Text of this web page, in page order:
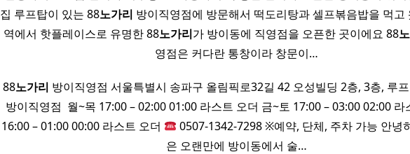
집 루프탑이 있는 88노가리 방이직영점에 방문해서 떡도리탕과 셀프볶음밥을 먹고
역에서 핫플레이스로 유명한 88노가리가 방이동에 직영점을 오픈한 곳이에요 88
영점은 커다란 통창이라 창문이…
88노가리 방이직영점 서울특별시 송파구 올림픽로32길 42 오성빌딩 2층, 3층, 루
방이직영점 ​ 월~목 17:00 – 02:00 01:00 라스트 오더 금~토 17:00 – 03:00 02:00 라
16:00 – 01:00 00:00 라스트 오더
0507-1342-7298 ※예약, 단체, 주차 가능 안녕
은 오랜만에 방이동에서 술…